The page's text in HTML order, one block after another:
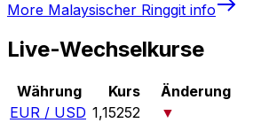
More Malaysischer Ringgit info
Live-Wechselkurse
Währung Kurs
Änderung
EUR / USD 1,15252
▼